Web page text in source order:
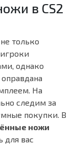
в CS2
только
однако
На
следим за
покупки. В
ножи
для вас